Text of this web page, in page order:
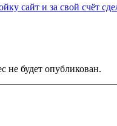
сайт и за свой счёт
не будет опубликован.